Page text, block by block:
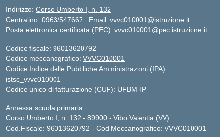
Indirizzo: Corso Umberto I, n. 132
Centralino: 0963/547667 Email: vvvc010001@istruzione.it
Posta elettronica certificata (PEC): vvvc010001@pec.istruzione.it
Codice fiscale: 96013620792
Codice meccanografico: VVVC010001
Codice Indice delle Pubbliche Amministrazioni (IPA):
istsc_vvvc010001
Codice unico di fatturazione (CUF): UFBMHP
Annessa scuola primaria
Corso Umberto I, n. 132 - 89900 - Vibo Valentia (VV)
Cod.Fiscale: 96013620792 - Cod.Meccanografico: VVVC010001